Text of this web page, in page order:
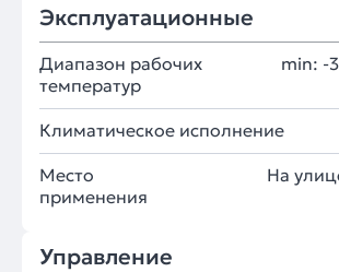
Эксплуатационные
Диапазон рабочих
температур
min: -
Климатическое исполнение
Место
применения
На
Управление